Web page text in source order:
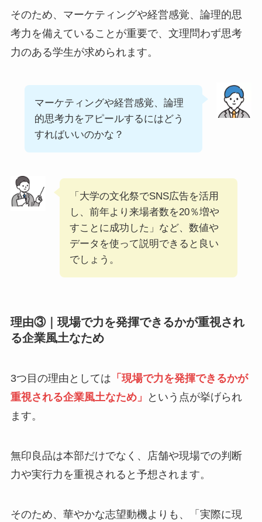
そのため、マーケティングや経営感覚、論理的思
考力を備えていることが重要で、文理問わず思考
力のある学生が求められます。
マーケティングや経営感覚、論理
的思考力をアピールするにはどう
すればいいのかな？
「大学の文化祭でSNS広告を活用
し、前年より来場者数を20％増や
すことに成功した」など、数値や
データを使って説明できると良い
でしょう。
理由③｜現場で力を発揮できるかが重視され
る企業風土なため
3つ目の理由としては 「現場で力を発揮できるかが
重視される企業風土なため」
という点が挙げられ
ます。
無印良品は本部だけでなく、店舗や現場での判断
力や実行力を重視されると予想されます。
そのため、華やかな志望動機よりも、「実際に現